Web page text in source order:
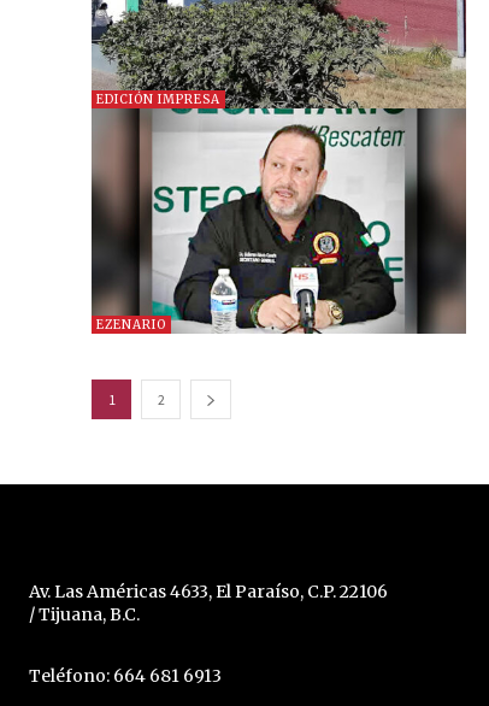
EDICIÓN IMPRESA
EZENARIO
1 2
Av. Las Américas 4633, El Paraíso, C.P. 22106
/ Tijuana, B.C.
Teléfono: 664 681 6913